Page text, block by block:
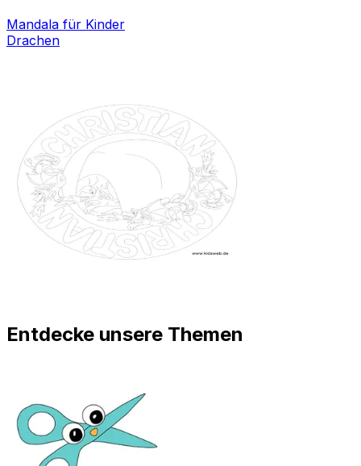
Mandala für Kinder
Drachen
Entdecke unsere Themen